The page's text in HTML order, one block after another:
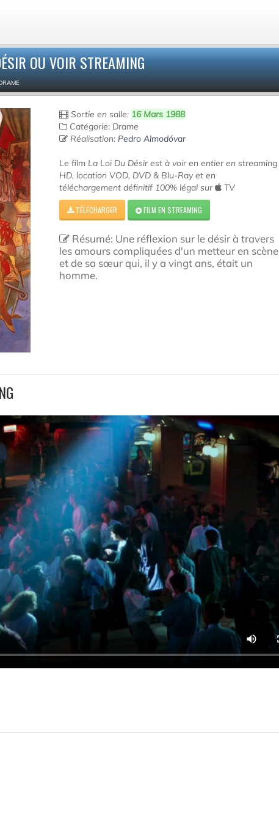
OU VOIR STREAMING
Sortie en salle: 16 Mars 1988
Catégorie: Drame
Réalisation: Pedro Almodóvar
Le film La Loi Du Désir est à voir en entier en streaming
HD, location VOD, DVD & Blu-Ray et en
téléchargement définitif 100% légal sur
TV
TÉLÉCHARGER FILM EN STREAMING
Résumé: Une réflexion sur le désir à travers
les amours compliquées d'un metteur en scène
et de sa sœur qui, il y a vingt ans, était un
homme.